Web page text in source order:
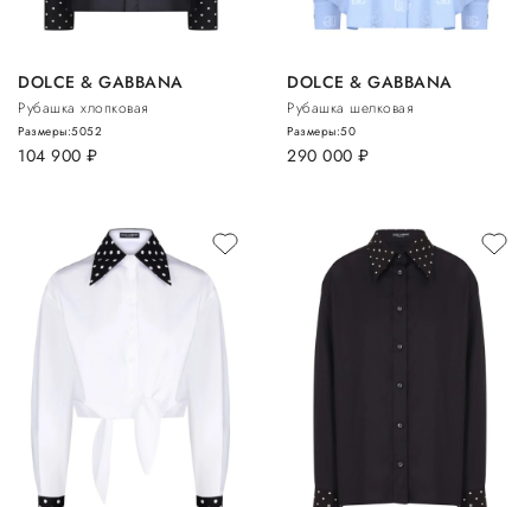
DOLCE & GABBANA
Рубашка хлопковая
104 900 руб.
Размеры:5052
DOLCE & GABBANA
Рубашка шелковая
290 000 руб.
Размеры:50